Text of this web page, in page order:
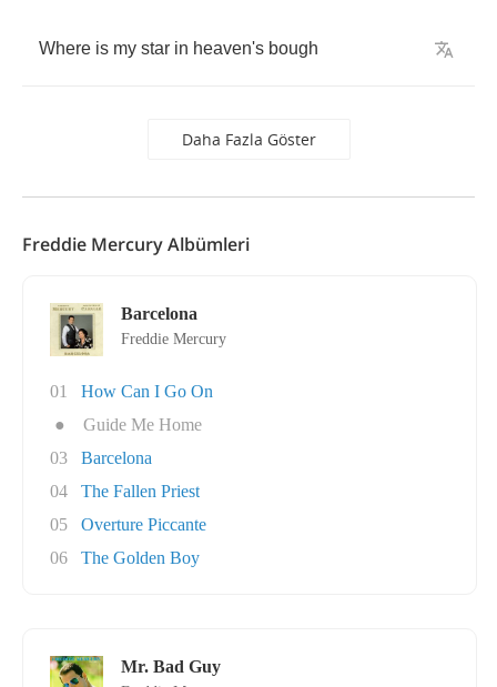
Where is my star in heaven's bough
Daha Fazla Göster
Freddie Mercury Albümleri
Barcelona
Freddie Mercury
01
How Can I Go On
●
Guide Me Home
03
Barcelona
04
The Fallen Priest
05
Overture Piccante
06
The Golden Boy
Mr. Bad Guy